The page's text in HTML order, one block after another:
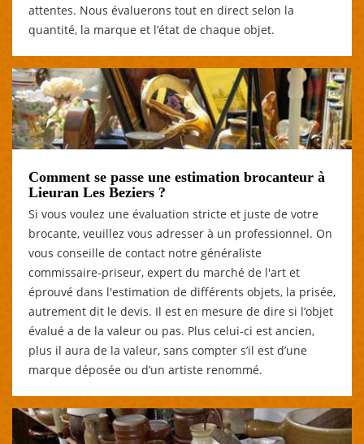
attentes. Nous évaluerons tout en direct selon la
quantité, la marque et l’état de chaque objet.
Comment se passe une estimation brocanteur à
Lieuran Les Beziers ?
Si vous voulez une évaluation stricte et juste de votre
brocante, veuillez vous adresser à un professionnel. On
vous conseille de contact notre généraliste
commissaire-priseur, expert du marché de l'art et
éprouvé dans l'estimation de différents objets, la prisée,
autrement dit le devis. Il est en mesure de dire si l’objet
évalué a de la valeur ou pas. Plus celui-ci est ancien,
plus il aura de la valeur, sans compter s’il est d’une
marque déposée ou d’un artiste renommé.